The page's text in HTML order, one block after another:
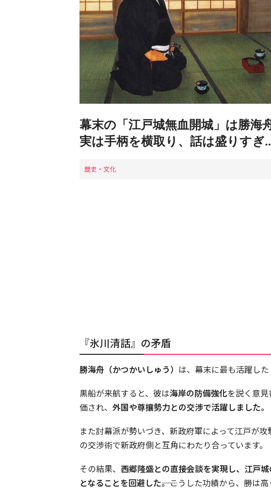
幕末の「江戸城無血開城」は勝海
実は手柄を横取り、話は盛りすぎ
歴史・文化
『氷川清話』の矛盾
勝海舟（かつかいしゅう） は、幕末に最も活躍した
黒船が来航すると、彼は海岸の防備強化を説く意
価され、 外国や尊攘勢力との交渉で活躍しました。
また討幕派が勢いづき、新政府軍によって江戸が
の交渉術で新政府側と互角にわたり合っています。
その結果、 西郷隆盛との直接会談を実現し、江戸
となることを回避した――。こうした功績から、勝は高